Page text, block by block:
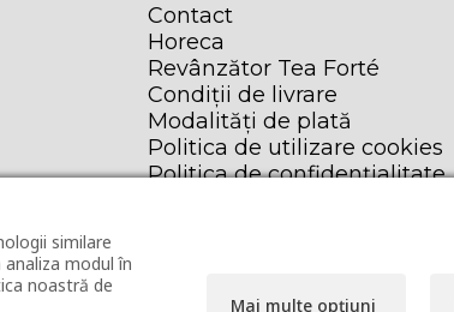
Contact
Horeca
Revânzător Tea Forté
Condiții de livrare
Modalități de plată
Politica de utilizare cookies
Politica de confidențialitate
similare
modul în
noastră de
Mai multe opțiuni